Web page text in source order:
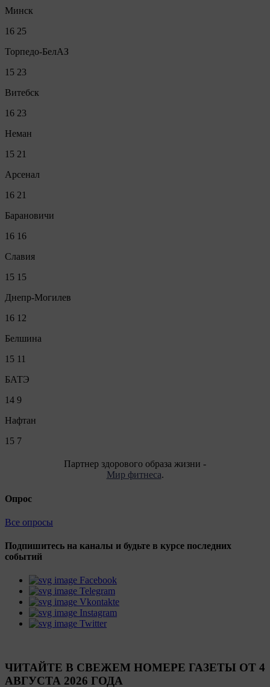
Минск
16 25
Торпедо-БелАЗ
15 23
Витебск
16 23
Неман
15 21
Арсенал
16 21
Барановичи
16 16
Славия
15 15
Днепр-Могилев
16 12
Белшина
15 11
БАТЭ
14 9
Нафтан
15 7
Партнер здорового образа жизни -
Мир фитнеса.
Опрос
Все опросы
Подпишитесь на каналы и будьте в курсе последних
событий
Facebook
Telegram
Vkontakte
Instagram
Twitter
ЧИТАЙТЕ В СВЕЖЕМ НОМЕРЕ ГАЗЕТЫ ОТ 4
АВГУСТА 2026 ГОДА